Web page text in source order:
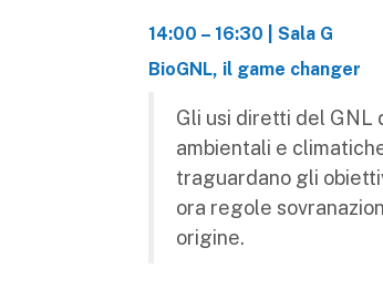
14:00 – 16:30 | Sala G
BioGNL, il game changer
Gli usi diretti del GNL
ambientali e
traguardano gli
ora regole
origine.